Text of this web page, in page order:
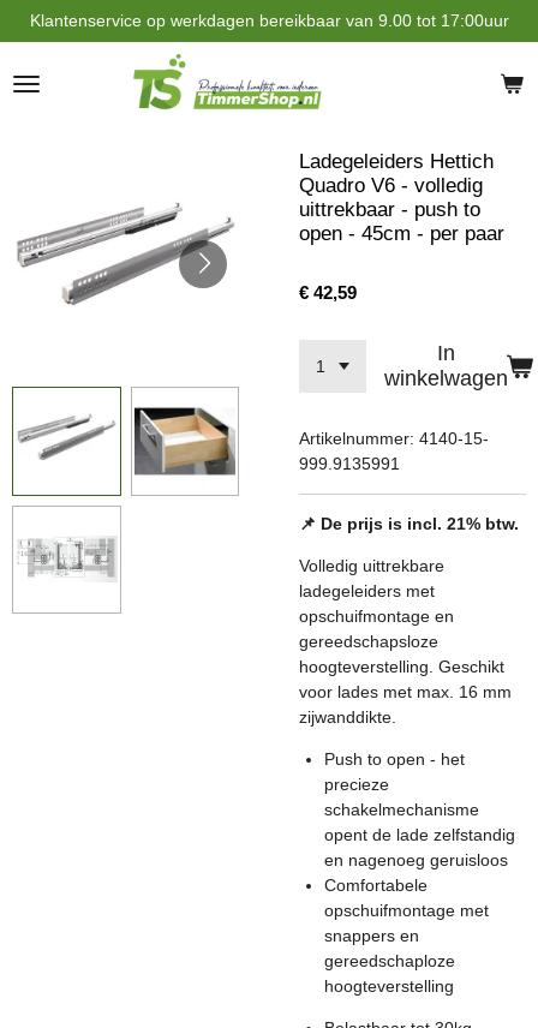
Ga
direct
naar
de
Klantenservice op werkdagen bereikbaar van 9.00 tot 17:00uur
Ladegeleiders Hettich
Quadro V6 - volledig
uittrekbaar - push to
open - 45cm - per paar
€ 42,59
In
winkelwagen
Artikelnummer: 4140-15-
999.9135991
📌 De prijs is incl. 21% btw.
Volledig uittrekbare
ladegeleiders met
opschuifmontage en
gereedschapsloze
hoogteverstelling. Geschikt
voor lades met max. 16 mm
zijwanddikte.
Push to open - het
precieze
schakelmechanisme
opent de lade zelfstandig
en nagenoeg geruisloos
Comfortabele
opschuifmontage met
snappers en
gereedschaploze
hoogteverstelling